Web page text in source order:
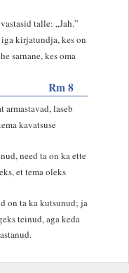
talle: „Jah.”
kirjatundja, kes on
sarnane, kes oma
Rm 8
armastavad, laseb
kavatsuse
need ta on ka ette
et tema oleks
on ta ka kutsunud; ja
teinud, aga keda